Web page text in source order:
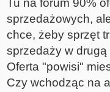
sprzedażowych,
chce, żeby sprzęt
sprzedaży w drugą
Oferta "powisi"
Czy wchodząc na